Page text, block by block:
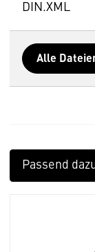
DIN.XML
Alle
Passend